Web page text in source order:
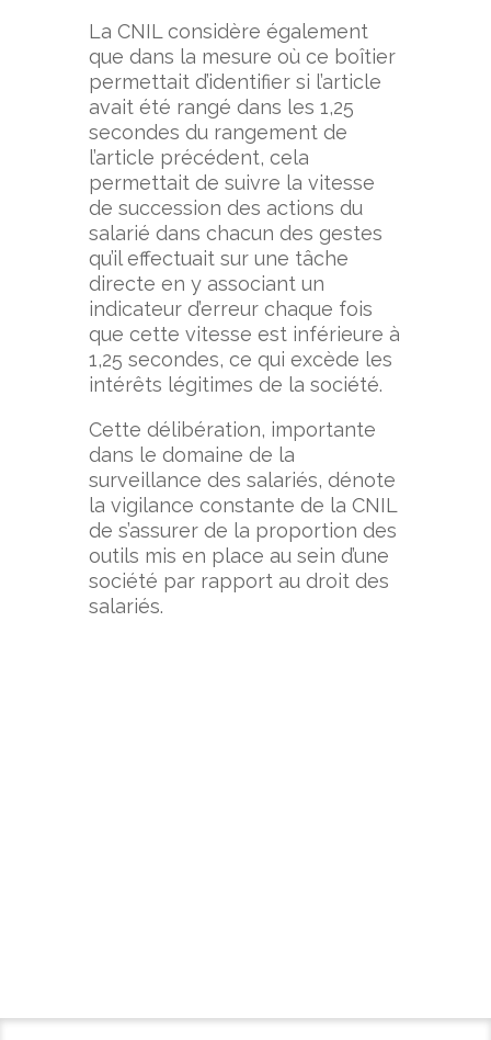
La CNIL considère également
que dans la mesure où ce boîtier
permettait d’identifier si l’article
avait été rangé dans les 1,25
secondes du rangement de
l’article précédent, cela
permettait de suivre la vitesse
de succession des actions du
salarié dans chacun des gestes
qu’il effectuait sur une tâche
directe en y associant un
indicateur d’erreur chaque fois
que cette vitesse est inférieure à
1,25 secondes, ce qui excède les
intérêts légitimes de la société.
Cette délibération, importante
dans le domaine de la
surveillance des salariés, dénote
la vigilance constante de la CNIL
de s’assurer de la proportion des
outils mis en place au sein d’une
société par rapport au droit des
salariés.